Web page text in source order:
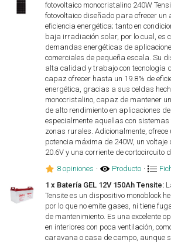
fotovoltaico monocristalino 240W
fotovoltaico diseñado para ofrecer un
eficiencia energética; tanto en
baja irradiación solar, por lo cual, es
demandas energéticas de
comerciales de pequeña escala. Su
alta calidad y trabajo con tecnología
capaz ofrecer hasta un 19.8% de
energética, gracias a sus celdas
monocristalino, capaz de mantener
de alto rendimiento en aplicaciones
especialmente aquellas con
zonas rurales. Adicionalmente,
potencia máxima de 240W, un
20.6V y una corriente de cortocircuito
8 opiniones · Producto ·
1 x Batería GEL 12V 150Ah Tensite:
Tensite es un dispositivo monoblock
por lo que no emite gases, ni tiene
de mantenimiento. Es una excelente
en interiores con poca ventilación,
caravana o casa de campo, aunque